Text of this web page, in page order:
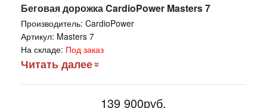
Беговая дорожка CardioPower Masters 7
Производитель: CardioPower
Артикул: Masters 7
На складе: Под заказ
Читать далее
139 900руб.